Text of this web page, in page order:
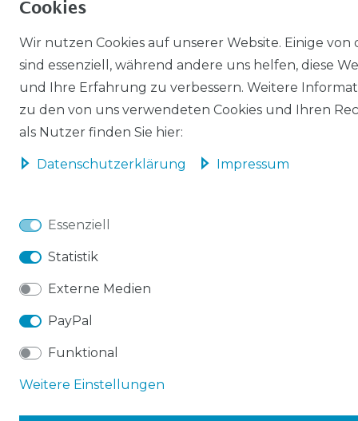
Cookies
Wir nutzen Cookies auf unserer Website. Einige von
sind essenziell, während andere uns helfen, diese
und Ihre Erfahrung zu verbessern. Weitere
zu den von uns verwendeten Cookies und Ihren
als Nutzer finden Sie hier:
Daten­schutz­erklärung Impressum
Essenziell
Statistik
Externe Medien
PayPal
Funktional
Weitere Einstellungen